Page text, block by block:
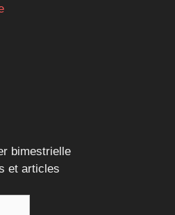
bimestrielle
et articles